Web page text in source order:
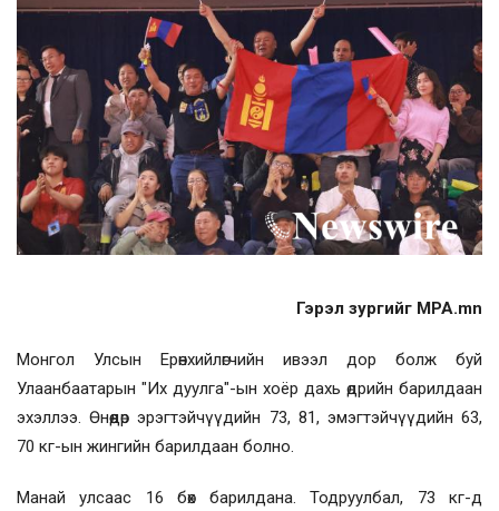
Гэрэл зургийг MPA.mn
Монгол Улсын Ерөнхийлөгчийн ивээл дор болж буй
Улаанбаатарын "Их дуулга"-ын хоёр дахь өдрийн барилдаан
эхэллээ. Өнөөдөр эрэгтэйчүүдийн 73, 81, эмэгтэйчүүдийн 63,
70 кг-ын жингийн барилдаан болно.
Манай улсаас 16 бөх барилдана. Тодруулбал, 73 кг-д